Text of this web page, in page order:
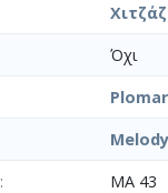
Όχι
Melody
MA 43